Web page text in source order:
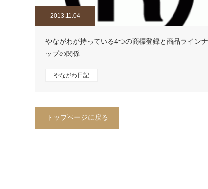
2013.11.04
やながわが持っている4つの商標登録と商品ラインナ
ップの関係
やながわ日記
トップページに戻る